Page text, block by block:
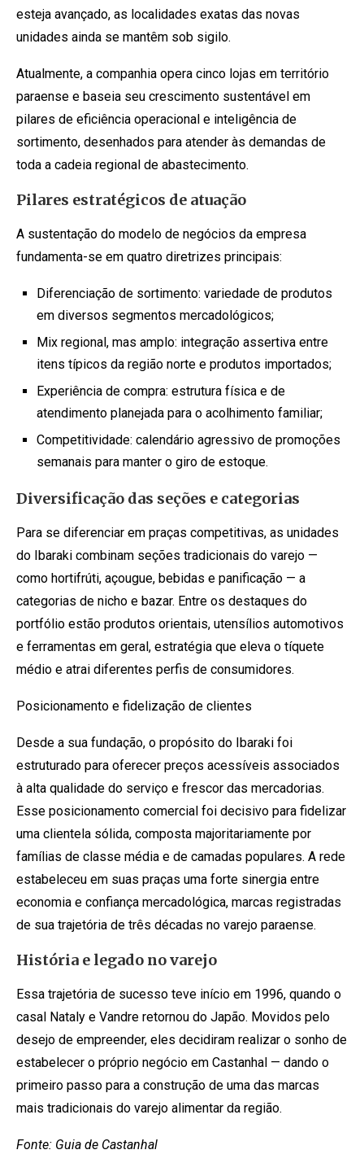
esteja avançado, as localidades exatas das novas
unidades ainda se mantêm sob sigilo.
Atualmente, a companhia opera cinco lojas em território
paraense e baseia seu crescimento sustentável em
pilares de eficiência operacional e inteligência de
sortimento, desenhados para atender às demandas de
toda a cadeia regional de abastecimento.
Pilares estratégicos de atuação
A sustentação do modelo de negócios da empresa
fundamenta-se em quatro diretrizes principais:
Diferenciação de sortimento: variedade de produtos
em diversos segmentos mercadológicos;
Mix regional, mas amplo: integração assertiva entre
itens típicos da região norte e produtos importados;
Experiência de compra: estrutura física e de
atendimento planejada para o acolhimento familiar;
Competitividade: calendário agressivo de promoções
semanais para manter o giro de estoque.
Diversificação das seções e categorias
Para se diferenciar em praças competitivas, as unidades
do Ibaraki combinam seções tradicionais do varejo —
como hortifrúti, açougue, bebidas e panificação — a
categorias de nicho e bazar. Entre os destaques do
portfólio estão produtos orientais, utensílios automotivos
e ferramentas em geral, estratégia que eleva o tíquete
médio e atrai diferentes perfis de consumidores.
Posicionamento e fidelização de clientes
Desde a sua fundação, o propósito do Ibaraki foi
estruturado para oferecer preços acessíveis associados
à alta qualidade do serviço e frescor das mercadorias.
Esse posicionamento comercial foi decisivo para fidelizar
uma clientela sólida, composta majoritariamente por
famílias de classe média e de camadas populares. A rede
estabeleceu em suas praças uma forte sinergia entre
economia e confiança mercadológica, marcas registradas
de sua trajetória de três décadas no varejo paraense.
História e legado no varejo
Essa trajetória de sucesso teve início em 1996, quando o
casal Nataly e Vandre retornou do Japão. Movidos pelo
desejo de empreender, eles decidiram realizar o sonho de
estabelecer o próprio negócio em Castanhal — dando o
primeiro passo para a construção de uma das marcas
mais tradicionais do varejo alimentar da região.
Fonte: Guia de Castanhal